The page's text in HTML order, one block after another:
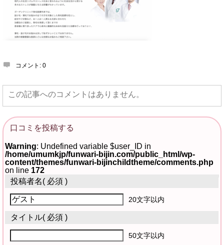
コメント: 0
この記事へのコメントはありません。
口コミを投稿する
Warning : Undefined variable $user_ID in
/home/umumkjp/funwari-bijin.com/public_html/wp-
content/themes/funwari-bijinchildtheme/comments.php
on line 172
投稿者名( 必須 )
20文字以内
タイトル( 必須 )
50文字以内